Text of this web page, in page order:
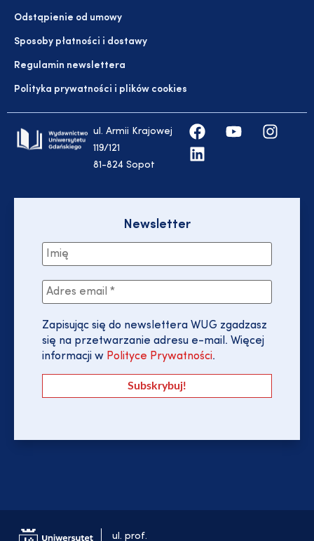
Odstąpienie od umowy
Sposoby płatności i dostawy
Regulamin newslettera
Polityka prywatności i plików cookies
ul. Armii Krajowej
119/121
81-824 Sopot
Newsletter
Zapisując się do newslettera WUG zgadzasz
się na przetwarzanie adresu e-mail. Więcej
informacji w Polityce Prywatności.
ul. prof.